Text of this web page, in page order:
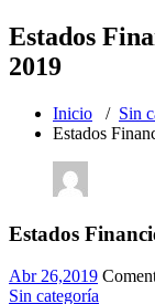
Estados
2019
Inicio / Sin
Estados
Estados
Abr 26,2019
Sin categoría